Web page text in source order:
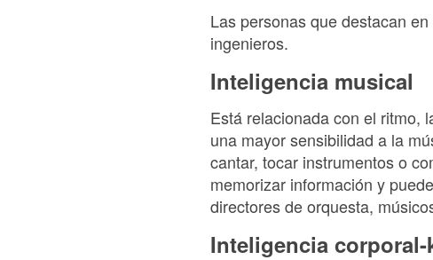
Las personas que destacan
ingenieros.
Inteligencia musical
Está relacionada con el ritmo,
una mayor sensibilidad a la
cantar, tocar instrumentos o
memorizar información y
directores de orquesta,
Inteligencia